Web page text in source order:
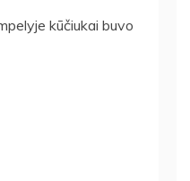
kūčiukai buvo